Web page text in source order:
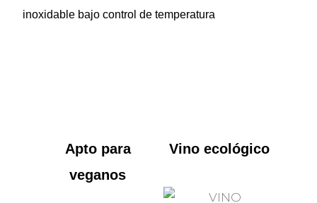
inoxidable bajo control de temperatura
Apto para
veganos
Vino ecológico